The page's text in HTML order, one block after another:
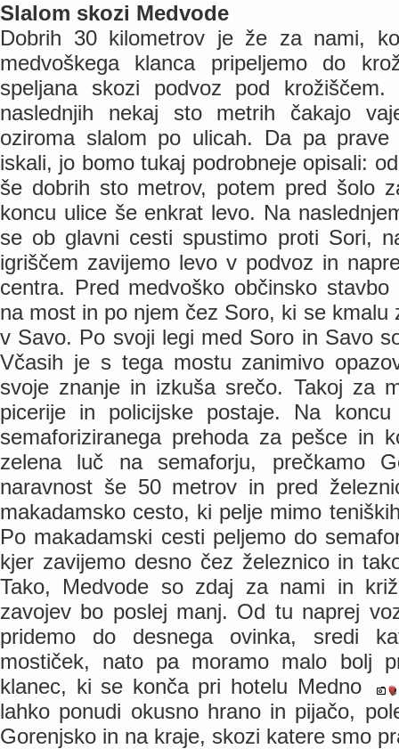
Slalom skozi Medvode
Dobrih 30 kilometrov je že za nami,
medvoškega klanca pripeljemo do
speljana skozi podvoz pod
naslednjih nekaj sto metrih čakajo
oziroma slalom po ulicah. Da pa
iskali, jo bomo tukaj podrobneje opisali:
še dobrih sto metrov, potem pred šolo
koncu ulice še enkrat levo. Na
se ob glavni cesti spustimo proti Sori,
igriščem zavijemo levo v podvoz in
centra. Pred medvoško občinsko
na most in po njem čez Soro, ki se kmalu
v Savo. Po svoji legi med Soro in Savo
Včasih je s tega mostu zanimivo
svoje znanje in izkuša srečo. Takoj za
picerije in policijske postaje. Na
semaforiziranega prehoda za pešce in
zelena luč na semaforju, prečkamo
naravnost še 50 metrov in pred
makadamsko cesto, ki pelje mimo
Po makadamski cesti peljemo do
kjer zavijemo desno čez železnico in
Tako, Medvode so zdaj za nami in
zavojev bo poslej manj. Od tu naprej
pridemo do desnega ovinka, sredi
mostiček, nato pa moramo malo bolj
klanec, ki se konča pri hotelu Medno
lahko ponudi okusno hrano in pijačo,
Gorenjsko in na kraje, skozi katere smo